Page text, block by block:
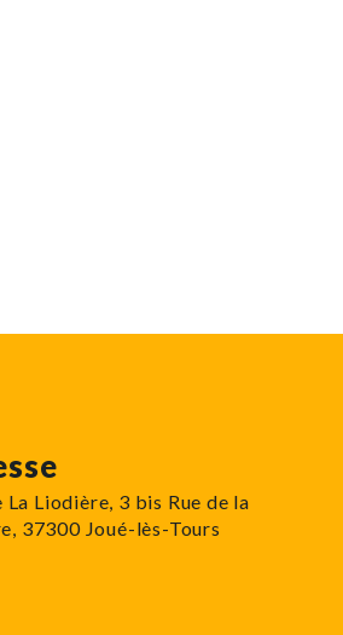
La Liodière, 3 bis Rue de la
37300 Joué-lès-Tours